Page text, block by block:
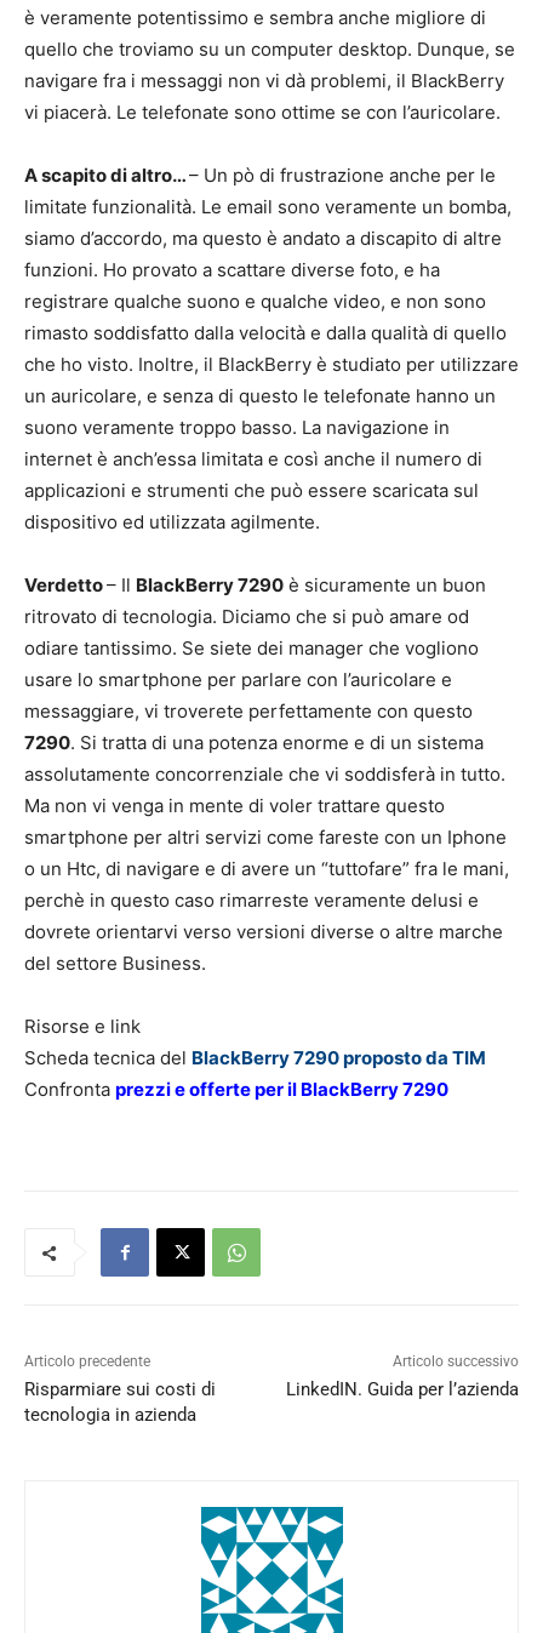
è veramente potentissimo e sembra anche migliore di
quello che troviamo su un computer desktop. Dunque, se
navigare fra i messaggi non vi dà problemi, il BlackBerry
vi piacerà. Le telefonate sono ottime se con l’auricolare.
A scapito di altro…– Un pò di frustrazione anche per le
limitate funzionalità. Le email sono veramente un bomba,
siamo d’accordo, ma questo è andato a discapito di altre
funzioni. Ho provato a scattare diverse foto, e ha
registrare qualche suono e qualche video, e non sono
rimasto soddisfatto dalla velocità e dalla qualità di quello
che ho visto. Inoltre, il BlackBerry è studiato per utilizzare
un auricolare, e senza di questo le telefonate hanno un
suono veramente troppo basso. La navigazione in
internet è anch’essa limitata e così anche il numero di
applicazioni e strumenti che può essere scaricata sul
dispositivo ed utilizzata agilmente.
Verdetto– Il BlackBerry 7290 è sicuramente un buon
ritrovato di tecnologia. Diciamo che si può amare od
odiare tantissimo. Se siete dei manager che vogliono
usare lo smartphone per parlare con l’auricolare e
messaggiare, vi troverete perfettamente con questo
7290. Si tratta di una potenza enorme e di un sistema
assolutamente concorrenziale che vi soddisferà in tutto.
Ma non vi venga in mente di voler trattare questo
smartphone per altri servizi come fareste con un Iphone
o un Htc, di navigare e di avere un “tuttofare” fra le mani,
perchè in questo caso rimarreste veramente delusi e
dovrete orientarvi verso versioni diverse o altre marche
del settore Business.
Risorse e link
Scheda tecnica del BlackBerry 7290 proposto da TIM
Confronta prezzi e offerte per il BlackBerry 7290
Articolo precedente
Risparmiare sui costi di
tecnologia in azienda
Articolo successivo
LinkedIN. Guida per l’azienda